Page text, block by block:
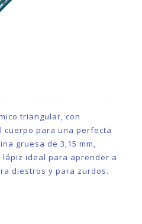
triangular, con
cuerpo para una perfecta
gruesa de 3,15 mm,
lápiz ideal para aprender a
diestros y para zurdos.